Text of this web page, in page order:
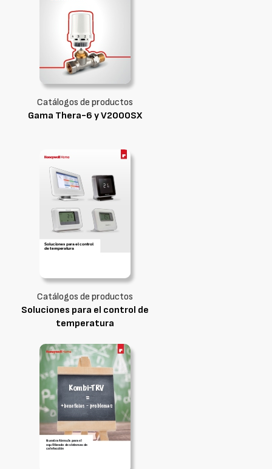
Catálogos de productos
Gama Thera-6 y V2000SX
Catálogos de productos
Soluciones para el control de
temperatura